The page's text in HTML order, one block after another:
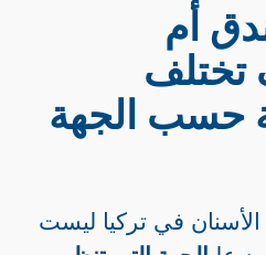
أم
تختلف
حسب الجهة
الأسنان في تركيا ليست